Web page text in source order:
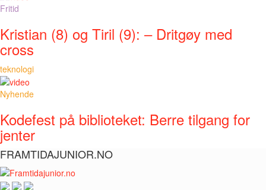
Fritid
Kristian (8) og Tiril (9): – Dritgøy med
cross
teknologi
Nyhende
Kodefest på biblioteket: Berre tilgang for
jenter
FRAMTIDAJUNIOR.NO